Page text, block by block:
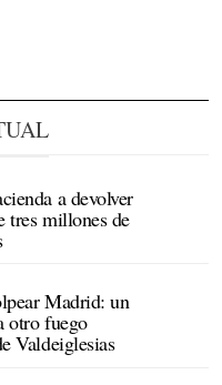
a devolver
tres millones de
Madrid: un
otro fuego
Valdeiglesias